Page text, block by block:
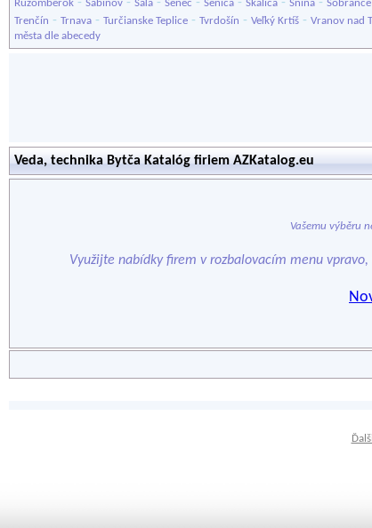
Ružomberok Sabinov Šaľa Senec Senica Skalica Snina Sobrance
Trenčín - Trnava - Turčianske Teplice - Tvrdošín - Veľký Krtíš - Vranov nad
města dle abecedy
Veda, technika Bytča Katalóg firiem AZKatalog.eu
Vašemu výběru
Využijte nabídky firem v rozbalovacím menu